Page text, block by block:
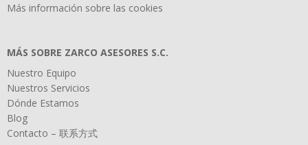
Más información sobre las cookies
MÁS SOBRE ZARCO ASESORES S.C.
Nuestro Equipo
Nuestros Servicios
Dónde Estamos
Blog
Contacto – 联系方式